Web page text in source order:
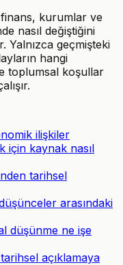
kurumlar ve
nasıl değiştiğini
Yalnızca geçmişteki
hangi
toplumsal koşullar
ilişkiler
için kaynak nasıl
tarihsel
arasındaki
düşünme ne işe
açıklamaya